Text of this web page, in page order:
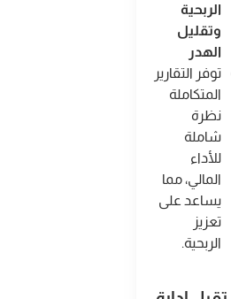
الربحية
وتقليل
الهدر
توفر التقارير
المتكاملة
نظرة
شاملة
للأداء
المالي، مما
يساعد على
تعزيز
الربحية.